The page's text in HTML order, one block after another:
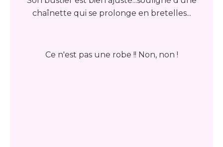
chaînette qui se prolonge en bretelles...
Ce n'est pas une robe !! Non, non !